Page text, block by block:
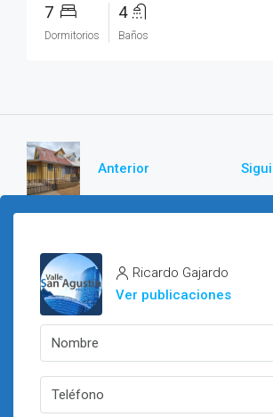
7
Dormitorios
4
Baños
Anterior
Ricardo Gajardo
Ver publicaciones